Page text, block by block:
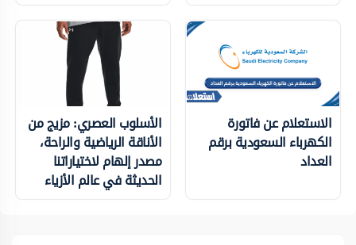
الاستعلام عن فاتورة
الكهرباء السعودية برقم
العداد
الأسلوب العصري: مزيج من
الأناقة الرياضية والراحة،
مصدر إلهام لاختياراتنا
الحديثة في عالم الأزياء